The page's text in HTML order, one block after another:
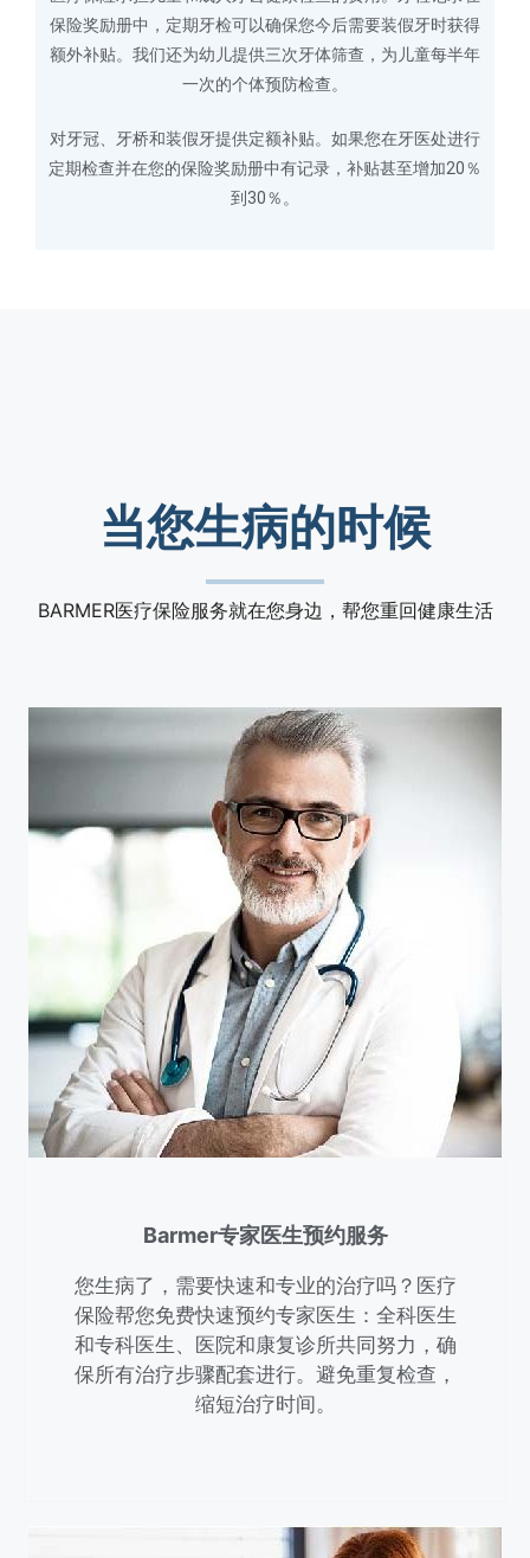
保险奖励册中，定期牙检可以确保您今后需要装假牙时获得
额外补贴。我们还为幼儿提供三次牙体筛查，为儿童每半年
一次的个体预防检查。
对牙冠、牙桥和装假牙提供定额补贴。如果您在牙医处进行
定期检查并在您的保险奖励册中有记录，补贴甚至增加20％
到30％。
当您生病的时候
BARMER医疗保险服务就在您身边，帮您重回健康生活
Barmer专家医生预约服务
您生病了，需要快速和专业的治疗吗？医疗
保险帮您免费快速预约专家医生：全科医生
和专科医生、医院和康复诊所共同努力，确
保所有治疗步骤配套进行。避免重复检查，
缩短治疗时间。